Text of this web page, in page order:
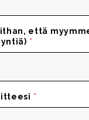
että
*
*